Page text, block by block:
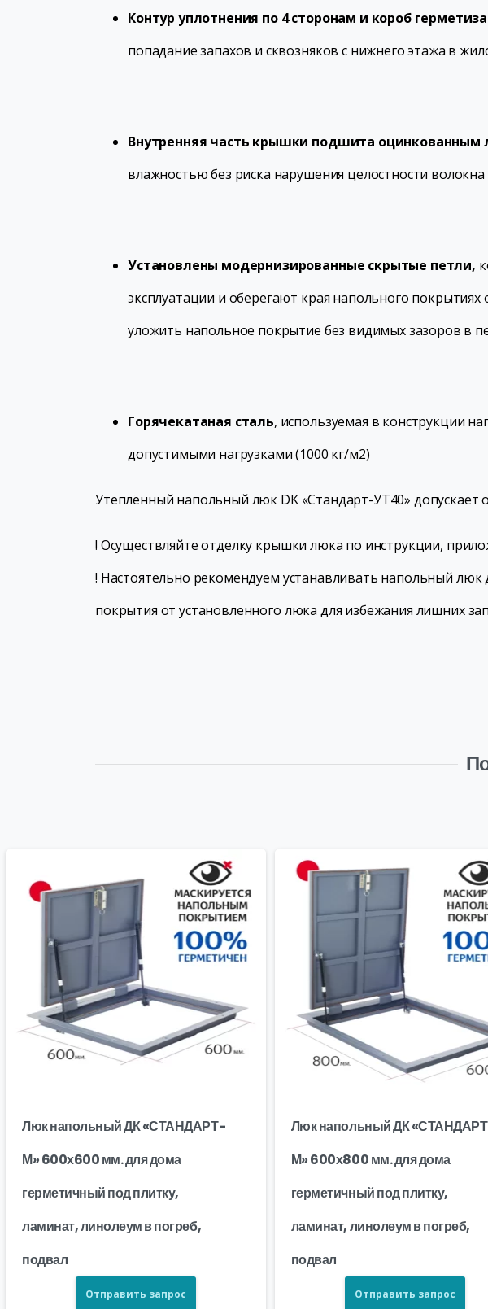
Контур уплотнения по 4 сторонам и короб
попадание запахов и сквозняков с нижнего этажа в
Внутренняя часть крышки подшита оцинкованным
влажностью без риска нарушения целостности
Установлены модернизированные скрытые петли,
эксплуатации и оберегают края напольного
уложить напольное покрытие без видимых зазоров в
Горячекатаная сталь, используемая в конструкции
допустимыми нагрузками (1000 кг/м2)
Утеплённый напольный люк DK «Стандарт-УТ40»
! Осуществляйте отделку крышки люка по инструкции,
! Настоятельно рекомендуем устанавливать напольный
покрытия от установленного люка для избежания лишних
Люк напольный ДК «СТАНДАРТ-
М» 600х600 мм. для дома
герметичный под плитку,
ламинат, линолеум в погреб,
подвал
Отправить запрос
Люк напольный ДК
М» 600х800 мм. для дома
герметичный под плитку,
ламинат, линолеум в погреб,
подвал
Отправить запрос